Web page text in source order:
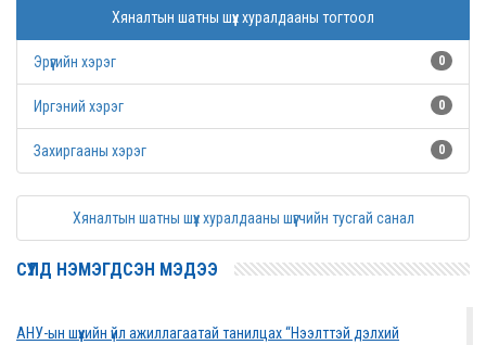
Хяналтын шатны шүүх хуралдааны тогтоол
Эрүүгийн хэрэг 0
Иргэний хэрэг 0
Захиргааны хэрэг 0
Хяналтын шатны шүүх хуралдааны шүүгчийн тусгай санал
СҮҮЛД НЭМЭГДСЭН МЭДЭЭ
АНУ-ын шүүхийн үйл ажиллагаатай танилцах “Нээлттэй дэлхий